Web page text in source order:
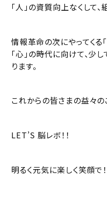
「人」の資質向上なくして
情報革命の次にやってくる
「心」の時代に向けて、少
ります。
これからの皆さまの益々の
LET’S 脳レボ！！
明るく元気に楽しく笑顔で！